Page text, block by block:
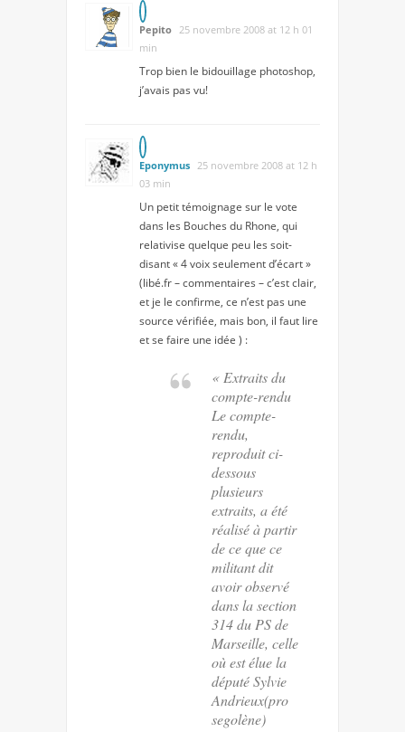
Pepito 25 novembre 2008 at 12 h 01
min
Trop bien le bidouillage photoshop,
j’avais pas vu!
Eponymus 25 novembre 2008 at 12 h
03 min
Un petit témoignage sur le vote
dans les Bouches du Rhone, qui
relativise quelque peu les soit-
disant « 4 voix seulement d’écart »
(libé.fr – commentaires – c’est clair,
et je le confirme, ce n’est pas une
source vérifiée, mais bon, il faut lire
et se faire une idée ) :
« Extraits du
compte-rendu
Le compte-
rendu,
reproduit ci-
dessous
plusieurs
extraits, a été
réalisé à partir
de ce que ce
militant dit
avoir observé
dans la section
314 du PS de
Marseille, celle
où est élue la
député Sylvie
Andrieux(pro
segolène)